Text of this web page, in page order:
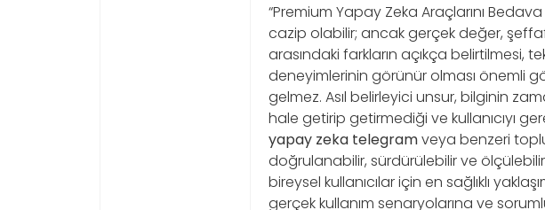
“Premium Yapay Zeka Araçlarını
cazip olabilir; ancak gerçek değer,
arasındaki farkların açıkça belirtilmesi,
deneyimlerinin görünür olması önemli
gelmez. Asıl belirleyici unsur, bilginin
hale getirip getirmediği ve kullanıcıyı
yapay zeka telegramveya benzeri
doğrulanabilir, sürdürülebilir ve
bireysel kullanıcılar için en sağlıklı
gerçek kullanım senaryolarına ve